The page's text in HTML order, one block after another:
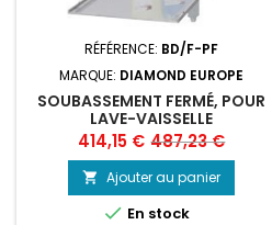
RÉFÉRENCE: BD/F-PF
MARQUE: DIAMOND EUROPE
SOUBASSEMENT FERMÉ, POUR
LAVE-VAISSELLE
Prix
414,15 € Prix
de
base
487,23 €
 Ajouter au panier
 En stock